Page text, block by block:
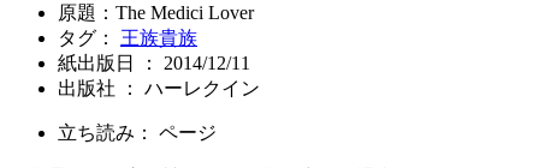
原題：The Medici Lover
タグ： 王族貴族
紙出版日 ： 2014/12/11
出版社 ： ハーレクイン
立ち読み： ページ